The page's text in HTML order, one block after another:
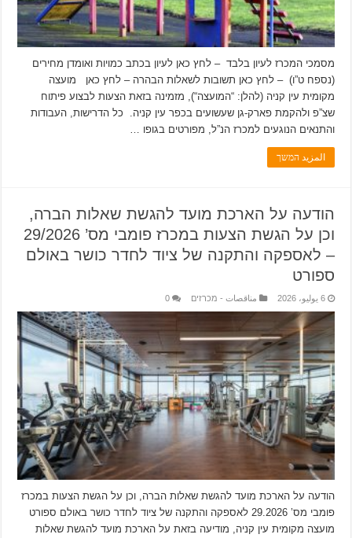
מסמכי המכרז לעיון בלבד – לחץ כאן לעיון בכתב כמויות ואומדן מחירים
(נספח ט”ו) – לחץ כאן תשובות לשאלות הבהרה – לחץ כאן מועצה
מקומית עין קניה (להלן: “המועצה“), מזמינה בזאת הצעות לבצוע פיתוח
שצ”פ ולהקמת פארק-גן שעשועים בכפר עין קניה. כל הדרישות, העבודות
והתנאים הנוגעים למכרז הנ”ל, מפורטים בגופו …
المزيد המשך
הודעה על הארכת מועד להגשת שאלות הברה,
וכן על הגשת הצעות במכרז פומבי מס’ 29/2026
– לאספקה והתקנה של ציוד לחדר כושר באולם
ספורט
6 يوليو، 2026 مناقصات - מכרזים 0
הודעה על הארכת מועד להגשת שאלות הברה, וכן על הגשת הצעות במכרז
פומבי מס’ 29.2026 לאספקה והתקנה של ציוד לחדר כושר באולם ספורט
מועצה מקומית עין קניה, מודיעה בזאת על הארכת מועד להגשת שאלות